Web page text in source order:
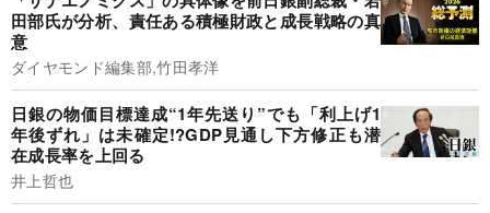
田部氏が分析、責任ある積極財政と成長戦略の真
意
ダイヤモンド編集部,竹田孝洋
日銀の物価目標達成“1年先送り”でも「利上げ1
年後ずれ」は未確定!?︎GDP見通し下方修正も潜
在成長率を上回る
井上哲也